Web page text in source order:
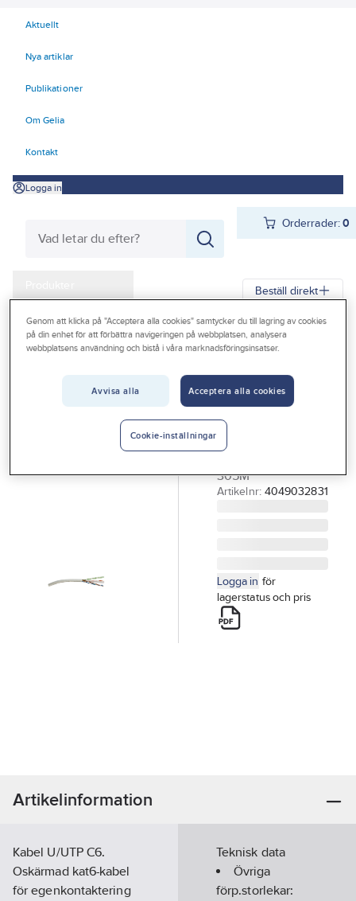
Aktuellt
Nya artiklar
Publikationer
Om Gelia
Kontakt
Logga in
Orderrader:0
Outlet
Beställ direkt
Gelia Produkter Gelia El Tele-, data-, TV, säkerhet Data
GELIA
Nätverkskabel
CAT6 UTP
CAT6 UTP BOBIN
305M
Artikelnr: 4049032831
Logga in för
lagerstatus och pris
Artikelinformation
Kabel U/UTP C6.
Oskärmad kat6-kabel
för egenkontaktering
Teknisk data
Övriga
förp.storlekar:
Genom att klicka på "Acceptera alla cookies" samtycker du till lagring av cookies
på din enhet för att förbättra navigeringen på webbplatsen, analysera
webbplatsens användning och bistå i våra marknadsföringsinsatser.
Avvisa alla Acceptera alla cookies
Cookie-inställningar